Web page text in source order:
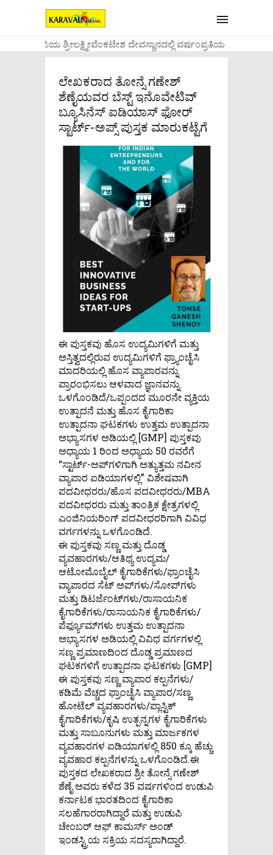
....ಉಡುಪಿಯ ಶ್ರೀಲಕ್ಷ್ಮೀವೆ೦ಕಟೇಶ ದೇವಸ್ಥಾನದಲ್ಲಿ ವರ್ಷ೦ಪ್ರತಿಯ ವಾಡಿಕೆಯ೦ತೆ
ಲೇಖಕರಾದ ತೋನ್ಸೆ ಗಣೇಶ್
ಶೆಣೈಯವರ ಬೆಸ್ಟ್ ಇನೊವೇಟಿವ್
ಬ್ಯೂಸಿನೆಸ್ ಐಡಿಯಾಸ್ ಫೋರ್
ಸ್ಟಾರ್ಟ್-ಅಪ್ಸ್ ಪುಸ್ತಕ ಮಾರುಕಟ್ಟೆಗೆ
ಈ ಪುಸ್ತಕವು ಹೊಸ ಉದ್ಯಮಿಗಳಿಗೆ ಮತ್ತು
ಅಸ್ತಿತ್ವದಲ್ಲಿರುವ ಉದ್ಯಮಿಗಳಿಗೆ ಫ್ರ್ಯಾಂಚೈಸಿ
ಮಾದರಿಯಲ್ಲಿ ಹೊಸ ವ್ಯಾಪಾರವನ್ನು
ಪ್ರಾರಂಭಿಸಲು ಆಳವಾದ ಜ್ಞಾನವನ್ನು
ಒಳಗೊಂಡಿದೆ/ಒಪ್ಪಂದದ ಮೂರನೇ ವ್ಯಕ್ತಿಯ
ಉತ್ಪಾದನೆ ಮತ್ತು ಹೊಸ ಕೈಗಾರಿಕಾ
ಉತ್ಪಾದನಾ ಘಟಕಗಳು ಉತ್ತಮ ಉತ್ಪಾದನಾ
ಅಭ್ಯಾಸಗಳ ಅಡಿಯಲ್ಲಿ [GMP] ಪುಸ್ತಕವು
ಅಧ್ಯಾಯ 1 ರಿಂದ ಅಧ್ಯಾಯ 50 ರವರೆಗೆ
“ಸ್ಟಾರ್ಟ್-ಅಪ್‌ಗಳಿಗಾಗಿ ಅತ್ಯುತ್ತಮ ನವೀನ
ವ್ಯಾಪಾರ ಐಡಿಯಾಗಳಲ್ಲಿ” ವಿಶೇಷವಾಗಿ
ಪದವೀಧರರು/ಹೊಸ ಪದವೀಧರರು/MBA
ಪದವೀಧರರು ಮತ್ತು ತಾಂತ್ರಿಕ ಕ್ಷೇತ್ರಗಳಲ್ಲಿ
ಎಂಜಿನಿಯರಿಂಗ್ ಪದವೀಧರರಿಗಾಗಿ ವಿವಿಧ
ವರ್ಗಗಳನ್ನು ಒಳಗೊಂಡಿದೆ.
ಈ ಪುಸ್ತಕವು ಸಣ್ಣ ಮತ್ತು ದೊಡ್ಡ
ವ್ಯವಹಾರಗಳು/ಆತಿಥ್ಯ ಉದ್ಯಮ/
ಆಟೋಮೊಬೈಲ್ ಕೈಗಾರಿಕೆಗಳು/ಫ್ರಾಂಚೈಸಿ
ವ್ಯಾಪಾರದ ಸೆಟ್ ಅಪ್‌ಗಳು/ಸೋಪ್‌ಗಳು
ಮತ್ತು ಡಿಟರ್ಜೆಂಟ್‌ಗಳು/ರಾಸಾಯನಿಕ
ಕೈಗಾರಿಕೆಗಳು/ರಾಸಾಯನಿಕ ಕೈಗಾರಿಕೆಗಳು/
ಪೆರ್ಫ್ಯೂಮ್‌ಗಳು ಉತ್ತಮ ಉತ್ಪಾದನಾ
ಅಭ್ಯಾಸಗಳ ಅಡಿಯಲ್ಲಿ ವಿವಿಧ ವರ್ಗಗಳಲ್ಲಿ
ಸಣ್ಣ ಪ್ರಮಾಣದಿಂದ ದೊಡ್ಡ ಪ್ರಮಾಣದ
ಘಟಕಗಳಿಗೆ ಉತ್ಪಾದನಾ ಘಟಕಗಳು [GMP]
ಈ ಪುಸ್ತಕವು ಸಣ್ಣ ವ್ಯಾಪಾರ ಕಲ್ಪನೆಗಳು/
ಕಡಿಮೆ ವೆಚ್ಚದ ಫ್ರಾಂಚೈಸಿ ವ್ಯಾಪಾರ/ಸಣ್ಣ
ಹೋಟೆಲ್ ವ್ಯವಹಾರಗಳು/ಪ್ಲಾಸ್ಟಿಕ್
ಕೈಗಾರಿಕೆಗಳು/ಕೃಷಿ ಉತ್ಪನ್ನಗಳ ಕೈಗಾರಿಕೆಗಳು
ಮತ್ತು ಸಾಬೂನುಗಳು ಮತ್ತು ಮಾರ್ಜಕಗಳ
ವ್ಯವಹಾರಗಳ ಐಡಿಯಾಗಳಲ್ಲಿ 850 ಕ್ಕೂ ಹೆಚ್ಚು
ವ್ಯವಹಾರ ಕಲ್ಪನೆಗಳನ್ನು ಒಳಗೊಂಡಿದೆ.ಈ
ಪುಸ್ತಕದ ಲೇಖಕರಾದ ಶ್ರೀ ತೋನ್ಸೆ ಗಣೇಶ್
ಶೆಣೈ ಅವರು ಕಳೆದ 35 ವರ್ಷಗಳಿಂದ ಉಡುಪಿ
ಕರ್ನಾಟಕ ಭಾರತದಿಂದ ಕೈಗಾರಿಕಾ
ಸಲಹೆಗಾರರಾಗಿದ್ದಾರೆ ಮತ್ತು ಉಡುಪಿ
ಚೇಂಬರ್ ಆಫ್ ಕಾಮರ್ಸ್ ಅಂಡ್
ಇಂಡಸ್ಟ್ರಿಯ ಸಕ್ರಿಯ ಸದಸ್ಯರಾಗಿದ್ದಾರೆ.